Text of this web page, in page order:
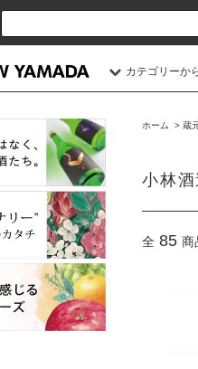
カテゴリーか
ホーム > 蔵
小林酒
全 85 商